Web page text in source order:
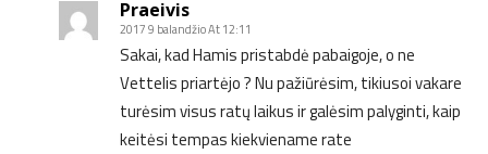
Praeivis
2017 9 balandžio At 12:11
Sakai, kad Hamis pristabdė pabaigoje, o ne
Vettelis priartėjo ? Nu pažiūrėsim, tikiusoi vakare
turėsim visus ratų laikus ir galėsim palyginti, kaip
keitėsi tempas kiekviename rate